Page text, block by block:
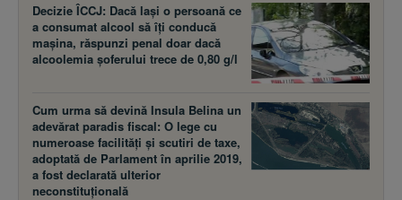
Decizie ÎCCJ: Dacă laşi o persoană ce
a consumat alcool să îţi conducă
maşina, răspunzi penal doar dacă
alcoolemia şoferului trece de 0,80 g/l
Cum urma să devină Insula Belina un
adevărat paradis fiscal: O lege cu
numeroase facilităţi şi scutiri de taxe,
adoptată de Parlament în aprilie 2019,
a fost declarată ulterior
neconstituţională